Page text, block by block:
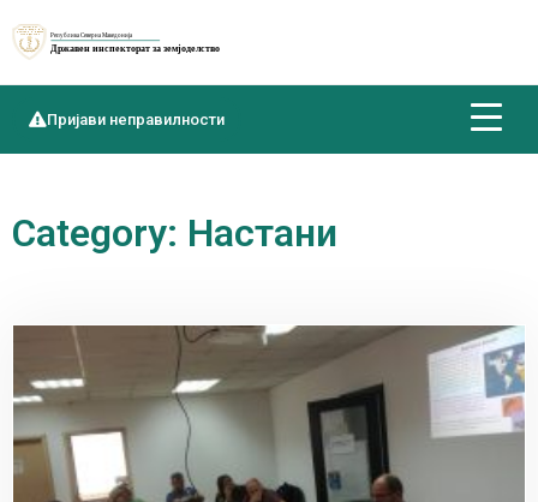
Пријави неправилности
Category: Настани